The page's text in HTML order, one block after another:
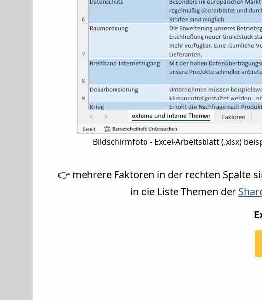
Bildschirmfoto - Excel-Arbeitsblatt (.xlsx)
👉 mehrere Faktoren in der rechten Spalte
in die Liste Themen der